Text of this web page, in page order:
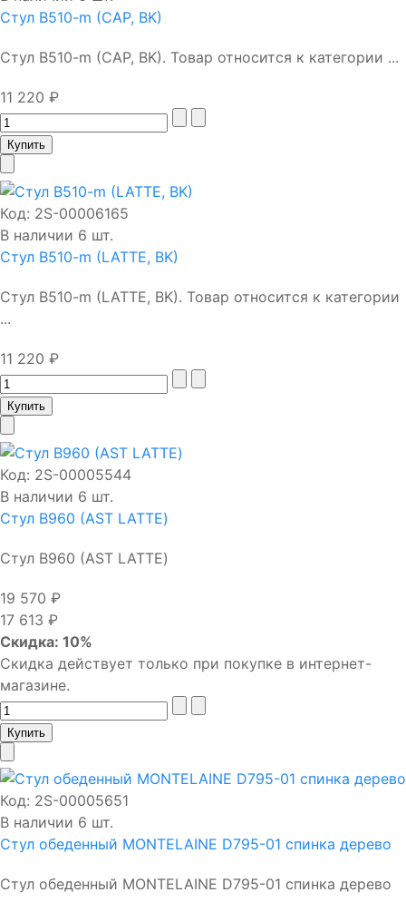
Стул B510-m (CAP, BK)
Стул B510-m (CAP, BK). Товар относится к категории ...
11 220 ₽
Код: 2S-00006165
В наличии 6 шт.
Стул B510-m (LATTE, BK)
Стул B510-m (LATTE, BK). Товар относится к категории
...
11 220 ₽
Код: 2S-00005544
В наличии 6 шт.
Стул В960 (AST LATTE)
Стул В960 (AST LATTE)
19 570 ₽
17 613 ₽
Скидка: 10%
Скидка действует только при покупке в интернет-
магазине.
Код: 2S-00005651
В наличии 6 шт.
Стул обеденный MONTELAINE D795-01 спинка дерево
Стул обеденный MONTELAINE D795-01 спинка дерево